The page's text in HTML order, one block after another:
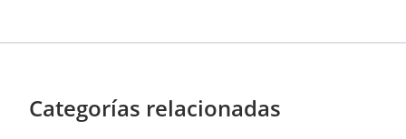
Categorías relacionadas